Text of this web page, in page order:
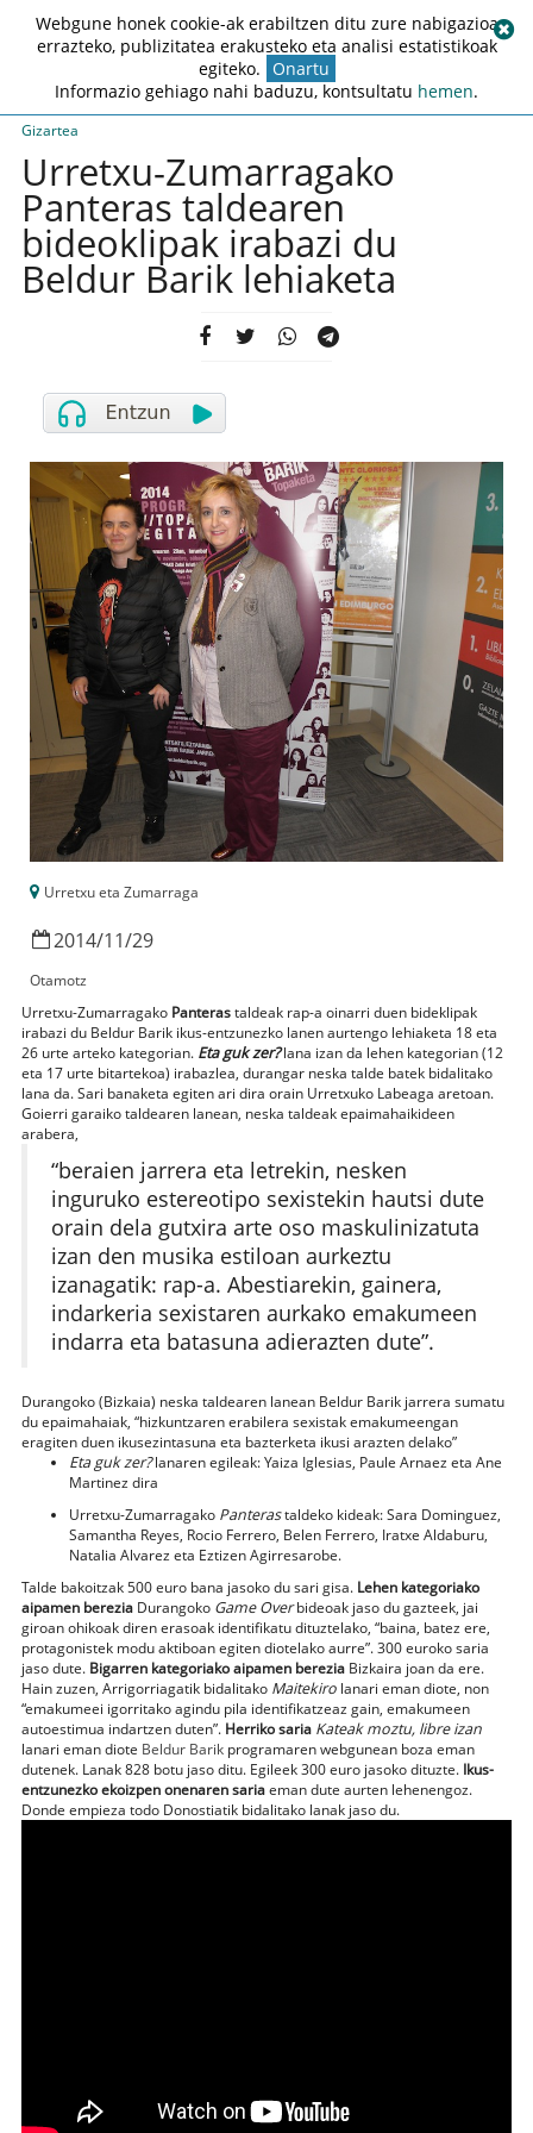
Gizartea
Urretxu-Zumarragako
Panteras taldearen
bideoklipak irabazi du
Beldur Barik lehiaketa
Urretxu eta Zumarraga
2014/11/29
Otamotz
Urretxu-Zumarragako Panterastaldeak rap-a oinarri duen bideklipak
irabazi du Beldur Barik ikus-entzunezko lanen aurtengo lehiaketa 18 eta
26 urte arteko kategorian. Eta guk zer?lana izan da lehen kategorian (12
eta 17 urte bitartekoa) irabazlea, durangar neska talde batek bidalitako
lana da. Sari banaketa egiten ari dira orain Urretxuko Labeaga aretoan.
Goierri garaiko taldearen lanean, neska taldeak epaimahaikideen
arabera,
“beraien jarrera eta letrekin, nesken
inguruko estereotipo sexistekin hautsi dute
orain dela gutxira arte oso maskulinizatuta
izan den musika estiloan aurkeztu
izanagatik: rap-a. Abestiarekin, gainera,
indarkeria sexistaren aurkako emakumeen
indarra eta batasuna adierazten dute”.
Durangoko (Bizkaia) neska taldearen lanean Beldur Barik jarrera sumatu
du epaimahaiak, “hizkuntzaren erabilera sexistak emakumeengan
eragiten duen ikusezintasuna eta bazterketa ikusi arazten delako”
Eta guk zer?lanaren egileak: Yaiza Iglesias, Paule Arnaez eta Ane
Martinez dira
Urretxu-Zumarragako Panterastaldeko kideak: Sara Dominguez,
Samantha Reyes, Rocio Ferrero, Belen Ferrero, Iratxe Aldaburu,
Natalia Alvarez eta Eztizen Agirresarobe.
Talde bakoitzak 500 euro bana jasoko du sari gisa. Lehen kategoriako
aipamen bereziaDurangoko Game Overbideoak jaso du gazteek, jai
giroan ohikoak diren erasoak identifikatu dituztelako, “baina, batez ere,
protagonistek modu aktiboan egiten diotelako aurre”. 300 euroko saria
jaso dute. Bigarren kategoriako aipamen bereziaBizkaira joan da ere.
Hain zuzen, Arrigorriagatik bidalitako Maitekirolanari eman diote, non
“emakumeei igorritako agindu pila identifikatzeaz gain, emakumeen
autoestimua indartzen duten”. Herriko saria Kateak moztu, libre izan
lanari eman diote Beldur Barikprogramaren webgunean boza eman
dutenek. Lanak 828 botu jaso ditu. Egileek 300 euro jasoko dituzte. Ikus-
entzunezko ekoizpen onenaren sariaeman dute aurten lehenengoz.
Donde empieza todo Donostiatik bidalitako lanak jaso du.
Webgune honek cookie-ak erabiltzen ditu zure nabigazioa
errazteko, publizitatea erakusteko eta analisi estatistikoak
egiteko. Onartu
Informazio gehiago nahi baduzu, kontsultatu hemen.